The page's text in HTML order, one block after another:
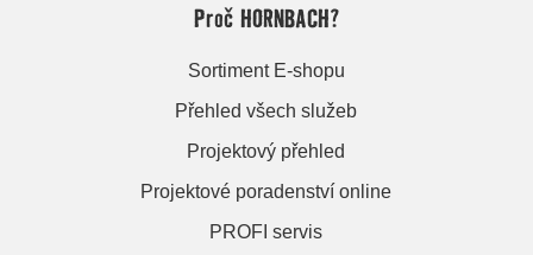
Proč HORNBACH?
Sortiment E-shopu
Přehled všech služeb
Projektový přehled
Projektové poradenství online
PROFI servis